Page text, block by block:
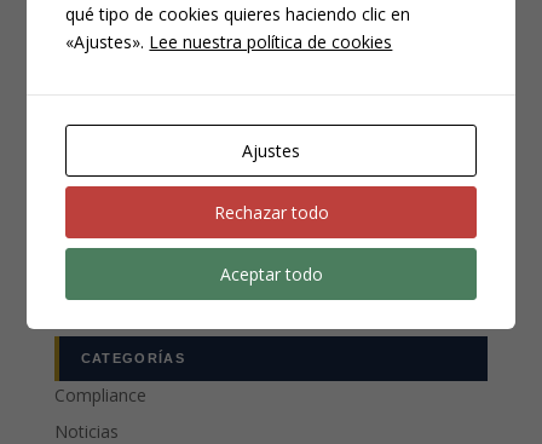
CATEGORÍAS
Compliance
Noticias
qué tipo de cookies quieres haciendo clic en
«Ajustes». Lee nuestra política de cookies
Ajustes
Rechazar todo
Aceptar todo